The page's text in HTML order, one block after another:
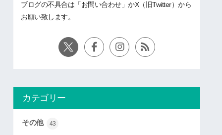
ブログの不具合は「お問い合わせ」かX（旧Twitter）から
お願い致します。
カテゴリー
その他 43